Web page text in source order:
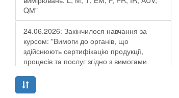
QМ"
24.06.2026: Закінчилося навчання за
курсом: "Вимоги до органів, що
здійснюють сертифікацію продукції,
процесів та послуг згідно з вимогами
19.06.2026: Закінчилося навчання за